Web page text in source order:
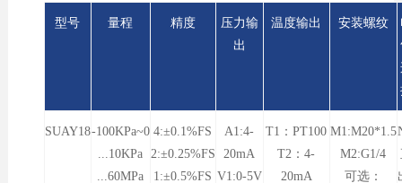
型号 量程 精度
压力输
出
温度输出 安装螺纹
SUAY18-100KPa~0
...10KPa
...60MPa
4:±0.1%FS
2:±0.25%FS
1:±0.5%FS
A1:4-
20mA
V1:0-5V
T1：PT100
T2：4-
20mA
M1:M20*1.5
M2:G1/4
可选：